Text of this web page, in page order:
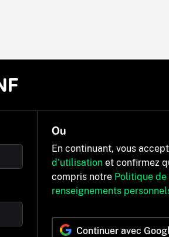
Ou
En continuant, vous
d'utilisation et confirmez
compris notre Politique
renseignements
Continuer avec